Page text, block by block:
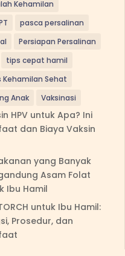
Kehamilan
pasca persalinan
Persiapan Persalinan
tips cepat hamil
Kehamilan Sehat
Anak
Vaksinasi
HPV untuk Apa? Ini
dan Biaya Vaksin
yang Banyak
Asam Folat
Ibu Hamil
untuk Ibu Hamil:
Prosedur, dan